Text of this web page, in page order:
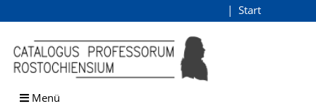
Browsen
direkt zum Inhalt
Start
Menü